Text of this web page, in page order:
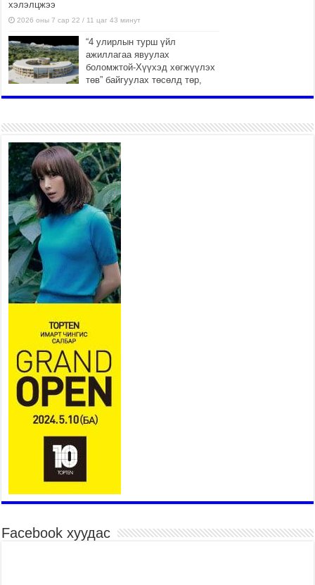
хэлэлцжээ
2026 оны 7 сар 22 / 11 цаг 43 минут
“4 улирлын турш үйл
ажиллагаа явуулах
боломжтой-Хүүхэд хөгжүүлэх
төв” байгуулах төсөлд төр,
Б.Пүрэвдагва: “Урт цагаан”-ыг
залуучууд чөлөөт цагаа
өнгөрүүлдэг, жуулчид зорьж
ирдэг цэг болгоно
2026 оны 7 сар 21 / 16 цаг 47 минут
Тусгай замын автобус /BRT/
төслийн удирдах хорооны
ээлжит хуралдаан боллоо
2026 оны 7 сар 21 / 16 цаг 43 минут
Ерөнхий сайд Н.Учрал БНХАУ-аас Монгол Улсад
суугаа Элчин сайд Шэнь Миньжюанийг хүлээн
авч уулзав
2026 оны 7 сар 21 / 16 цаг 39 минут
БҮГД НАЙРАМДАХ ТАЖИКИСТАН УЛСТАЙ
ЭДИЙН ЗАСГИЙН ХАМТЫН АЖИЛЛАГААГ
ӨРГӨЖҮҮЛНЭ
2026 оны 7 сар 21 / 16 цаг 34 минут
26,992 суралцагч хотхоны бага сургуульд, 8100
суралцагч төрөлжсөн ахлах сургуульд
2026 оны 7 сар 21 / 13 цаг 43 минут
COP17 хурлын үеэрх замын хөдөлгөөн, нийтийн
тээврийн зохицуулалт, сургууль, цэцэрлэг, зах,
худалдааны төвийн ажиллах хуваарийг гаргаж,
иргэдэд мэдээлэхийг үүрэг болголоо
Гэр бүлийн хэрэг шүүхэд хянан шийдвэрлэх
Facebook хуудас